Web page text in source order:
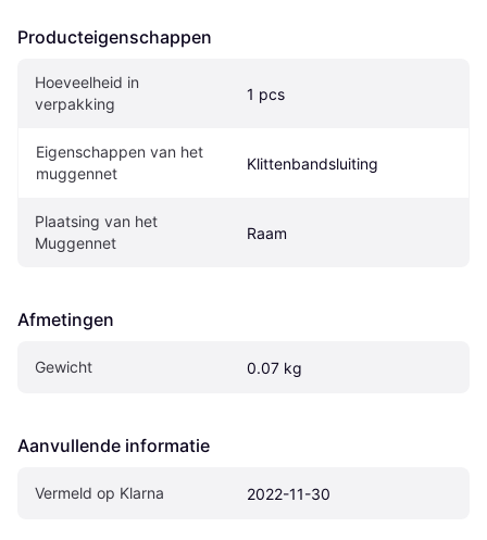
Producteigenschappen
Hoeveelheid in
verpakking
1 pcs
Eigenschappen van het
muggennet
Klittenbandsluiting
Plaatsing van het
Muggennet
Raam
Afmetingen
Gewicht 0.07 kg
Aanvullende informatie
Vermeld op Klarna 2022-11-30